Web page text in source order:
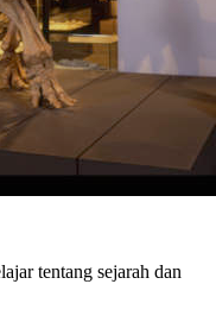
tentang sejarah dan